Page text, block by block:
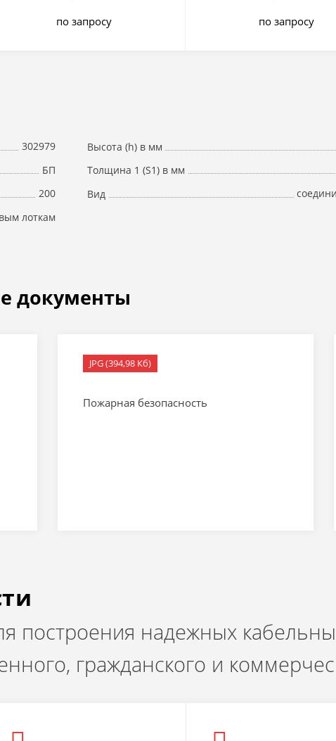
по запросу по запросу
302979 Высота (h) в мм
БП Толщина 1 (S1) в мм
200 Вид
лоткам
документы
JPG (394,98 Кб)
Пожарная безопасность
построения надежных
гражданского и